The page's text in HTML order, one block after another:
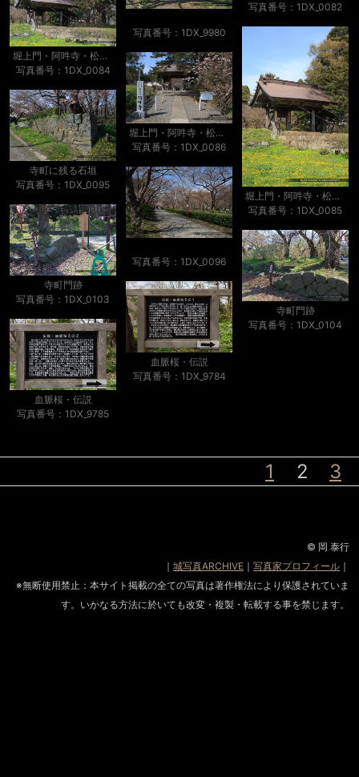
写真番号：1DX_0082
写真番号：1DX_9980
堀上門・阿吽寺・松前城移築城門
写真番号：1DX_0084
堀上門・阿吽寺・松前城移築城門
写真番号：1DX_0085
堀上門・阿吽寺・松前城移築城門
写真番号：1DX_0086
寺町に残る石垣
写真番号：1DX_0095
写真番号：1DX_0096
寺町門跡
写真番号：1DX_0103
寺町門跡
写真番号：1DX_0104
血脈桜・伝説
写真番号：1DX_9784
血脈桜・伝説
写真番号：1DX_9785
1 2 3
© 岡 泰行
｜ 城写真ARCHIVE ｜ 写真家プロフィール ｜
※無断使用禁止：本サイト掲載の全ての写真は著作権法により保護されていま
す。いかなる方法に於いても改変・複製・転載する事を禁じます。